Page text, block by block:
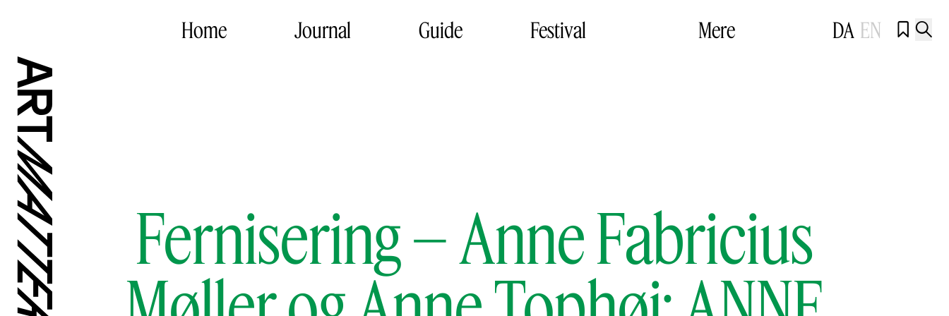
Home Journal Guide Festival Mere DA EN  
Fernisering – Anne Fabricius